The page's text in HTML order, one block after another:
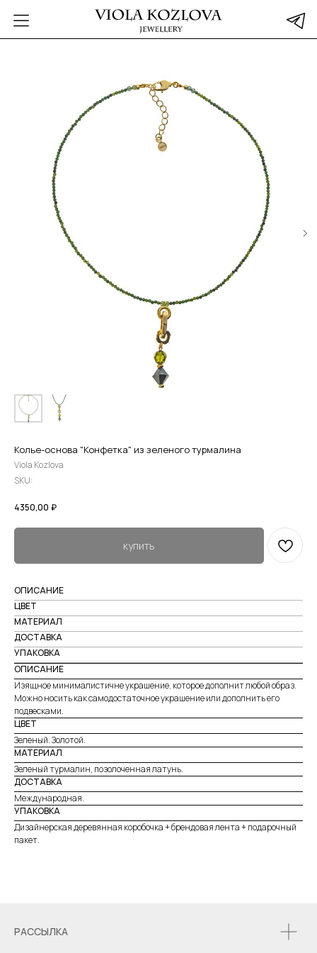
Колье-основа "Конфетка" из зеленого турмалина
Viola Kozlova
SKU:
4350,00 ₽
купить
ОПИСАНИЕ
ЦВЕТ
МАТЕРИАЛ
ДОСТАВКА
УПАКОВКА
ОПИСАНИЕ
Изящное минималистичне украшение, которое дополнит любой образ.
Можно носить как самодостаточное украшение или дополнить его
подвесками.
ЦВЕТ
Зеленый. Золотой.
МАТЕРИАЛ
Зеленый турмалин, позолоченная латунь.
ДОСТАВКА
Международная.
УПАКОВКА
Дизайнерская деревянная коробочка + брендовая лента + подарочный
пакет.
РАССЫЛКА